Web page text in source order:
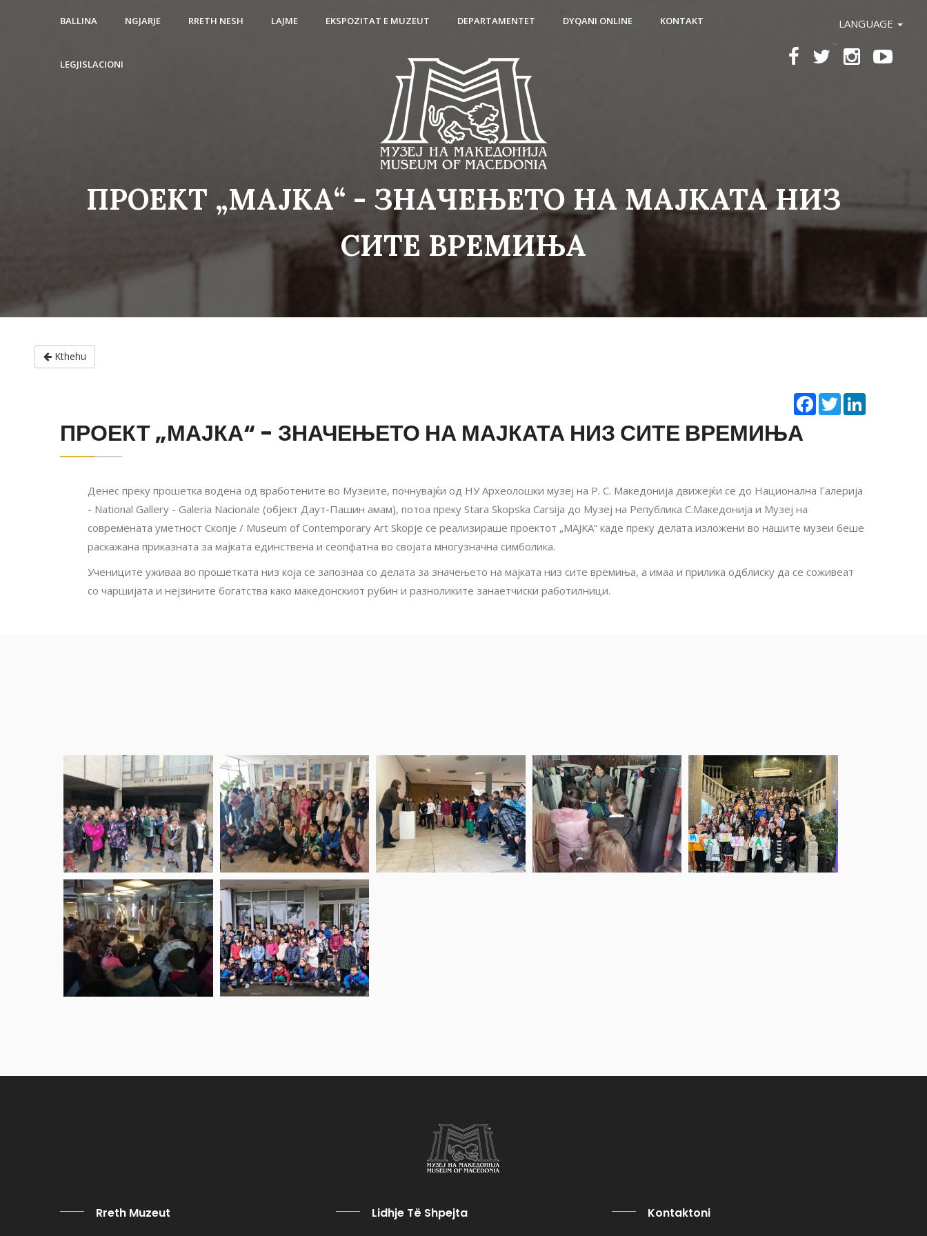
Kthehu
LANGUAGE
BALLINA NGJARJE RRETH NESH LAJME EKSPOZITAT E MUZEUT DEPARTAMENTET DYQANI ONLINE KONTAKT
LEGJISLACIONI
ПРОЕКТ „МАЈКА“ - ЗНАЧЕЊЕТО НА МАЈКАТА НИЗ
СИТЕ ВРЕМИЊА
Facebook
Twitter
ПРОЕКТ „МАЈКА“ - ЗНАЧЕЊЕТО НА МАЈКАТА НИЗ СИТЕ ВРЕМИЊА
Денес преку прошетка водена од вработените во Музеите, почнувајќи од НУ Археолошки музеј на Р. С. Македонија движејќи се до Национална Галерија
- National Gallery - Galeria Nacionale (објект Даут-Пашин амам), потоа преку Stara Skopska Carsija до Музеј на Република С.Македонија и Музеј на
современата уметност Скопје / Museum of Contemporary Art Skopje се реализираше проектот „МАЈКА“ каде преку делата изложени во нашите музеи беше
раскажана приказната за мајката единствена и сеопфатна во својата многузначна симболика.
Учениците уживаа во прошетката низ која се запознаа со делата за значењето на мајката низ сите времиња, а имаа и прилика одблиску да се соживеат
со чаршијата и нејзините богатства како македонскиот рубин и разноликите занаетчиски работилници.
Rreth Muzeut Lidhje Të Shpejta Kontaktoni